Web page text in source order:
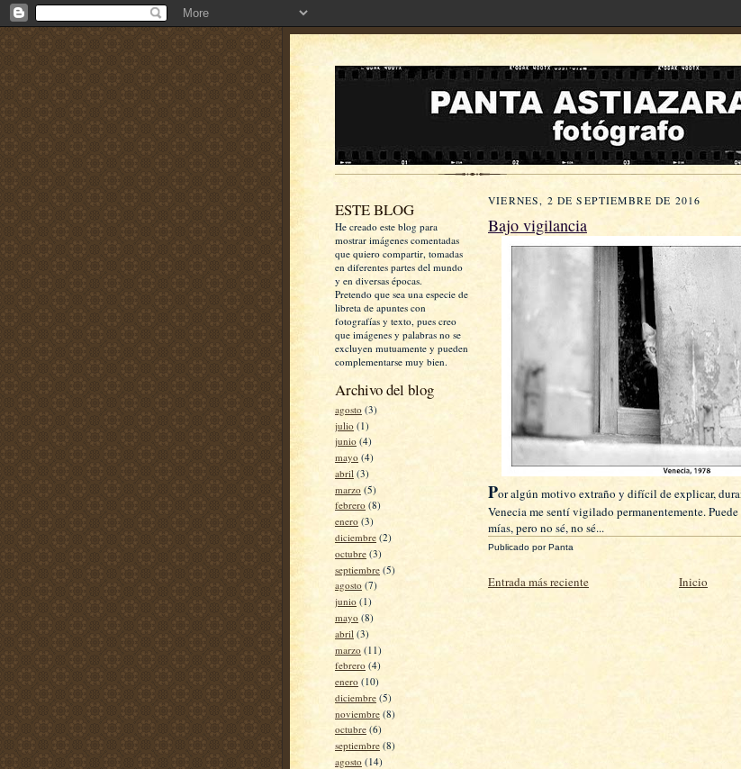
ESTE BLOG
He creado este blog para
mostrar imágenes comentadas
que quiero compartir, tomadas
en diferentes partes del mundo
y en diversas épocas.
Pretendo que sea una especie de
libreta de apuntes con
fotografías y texto, pues creo
que imágenes y palabras no se
excluyen mutuamente y pueden
complementarse muy bien.
Archivo del blog
agosto (3)
julio (1)
junio (4)
mayo (4)
abril (3)
marzo (5)
febrero (8)
enero (3)
diciembre (2)
octubre (3)
septiembre (5)
agosto (7)
junio (1)
mayo (8)
abril (3)
marzo (11)
febrero (4)
enero (10)
diciembre (5)
noviembre (8)
octubre (6)
septiembre (8)
agosto (14)
VIERNES, 2 DE SEPTIEMBRE DE 2016
Bajo vigilancia
Por algún motivo extraño y difícil de explicar,
Venecia me sentí vigilado permanentemente. Puede
mías, pero no sé, no sé...
Publicado porPanta
Entrada más reciente Inicio